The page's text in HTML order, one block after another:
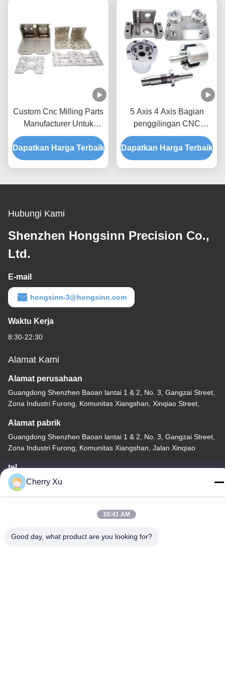
Custom Cnc Milling Parts
Manufacturer Untuk
Bagian Seri Prototipe
Aluminium
Dapatkan Harga Terbaik
5 Axis 4 Axis Bagian
penggilingan CNC
Bagian logam yang
digilingan
Dapatkan Harga Terbaik
Hubungi Kami
Shenzhen Hongsinn Precision Co.,
Ltd.
E-mail
hongsinn-3@hongsinn.com
Waktu Kerja
8:30-22:30
Alamat Kami
Alamat perusahaan
Guangdong Shenzhen Baoan lantai 1 & 2, No. 3, Gangzai Street,
Zona Industri Furong, Komunitas Xiangshan, Xinqiao Street,
Alamat pabrik
Guangdong Shenzhen Baoan lantai 1 & 2, No. 3, Gangzai Street,
Zona Industri Furong, Komunitas Xiangshan, Jalan Xinqiao
tel
86-0755-27097532-8:30
Cina Kualitas Baik Layanan Pemesinan CNC Kustom Pemasok.
Cherry Xu
10:41 AM
Good day, what product are you looking for?